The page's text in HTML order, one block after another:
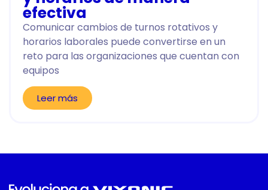
efectiva
Comunicar cambios de turnos rotativos y
horarios laborales puede convertirse en un
reto para las organizaciones que cuentan con
equipos
Leer más